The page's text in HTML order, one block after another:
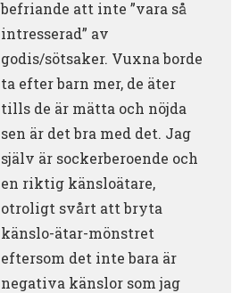
befriande att inte ”vara så
intresserad” av
godis/sötsaker. Vuxna borde
ta efter barn mer, de äter
tills de är mätta och nöjda
sen är det bra med det. Jag
själv är sockerberoende och
en riktig känsloätare,
otroligt svårt att bryta
känslo-ätar-mönstret
eftersom det inte bara är
negativa känslor som jag